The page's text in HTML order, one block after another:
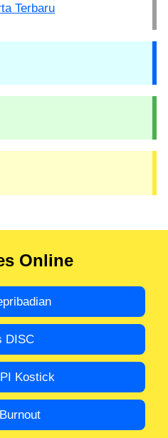
Terbaru
Online
DISC
Kostick